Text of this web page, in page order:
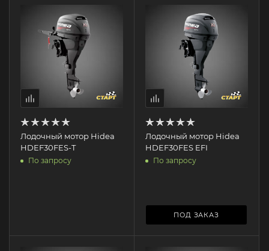
Лодочный мотор Hidea
HDEF30FES-T
По запросу
Лодочный мотор Hidea
HDEF30FES EFI
По запросу
ПОД ЗАКАЗ